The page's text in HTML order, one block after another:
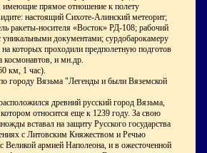
имеющие прямое отношение к полету
настоящий Сихоте-Алинский метеорит;
ракеты-носителя «Восток» РД-108; рабочий
документами; сурдобарокамеру
которых проходили предполетную подготовку
космонавтов, и мн.др.
км, 1 час).
городу Вязьма "Легенды и были Вяземской
древний русский город Вязьма,
относится еще к 1239 году. За свою
вставал на защиту Русского государства: и
с Литовским Княжеством и Речью
Великой армией Наполеона, и в ожесточенной